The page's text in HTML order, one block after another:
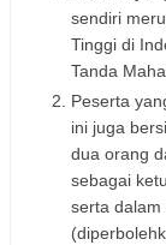
sendiri
Tinggi di
Tanda
Peserta
ini juga
dua orang
sebagai
serta